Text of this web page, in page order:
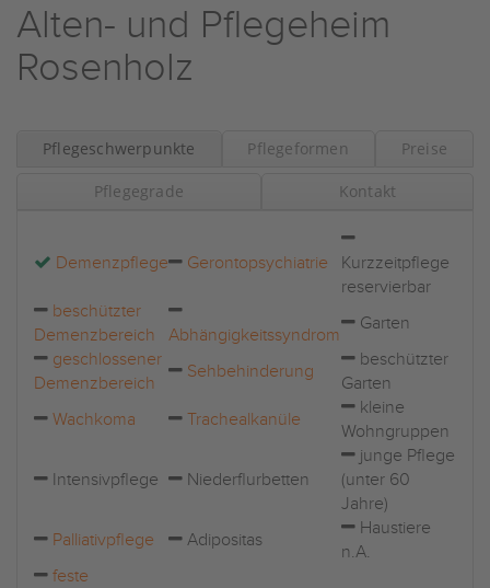
Alten- und Pflegeheim
Rosenholz
Pflegeschwerpunkte Pflegeformen Preise
Pflegegrade Kontakt
Demenzpflege Gerontopsychiatrie
Kurzzeitpflege
reservierbar
beschützter
Demenzbereich
Abhängigkeitssyndrom
Garten
geschlossener
Demenzbereich
Sehbehinderung
beschützter
Garten
Wachkoma
Trachealkanüle
kleine
Wohngruppen
Intensivpflege Niederflurbetten
junge Pflege
(unter 60
Jahre)
Palliativpflege
Adipositas
Haustiere
n.A.
feste